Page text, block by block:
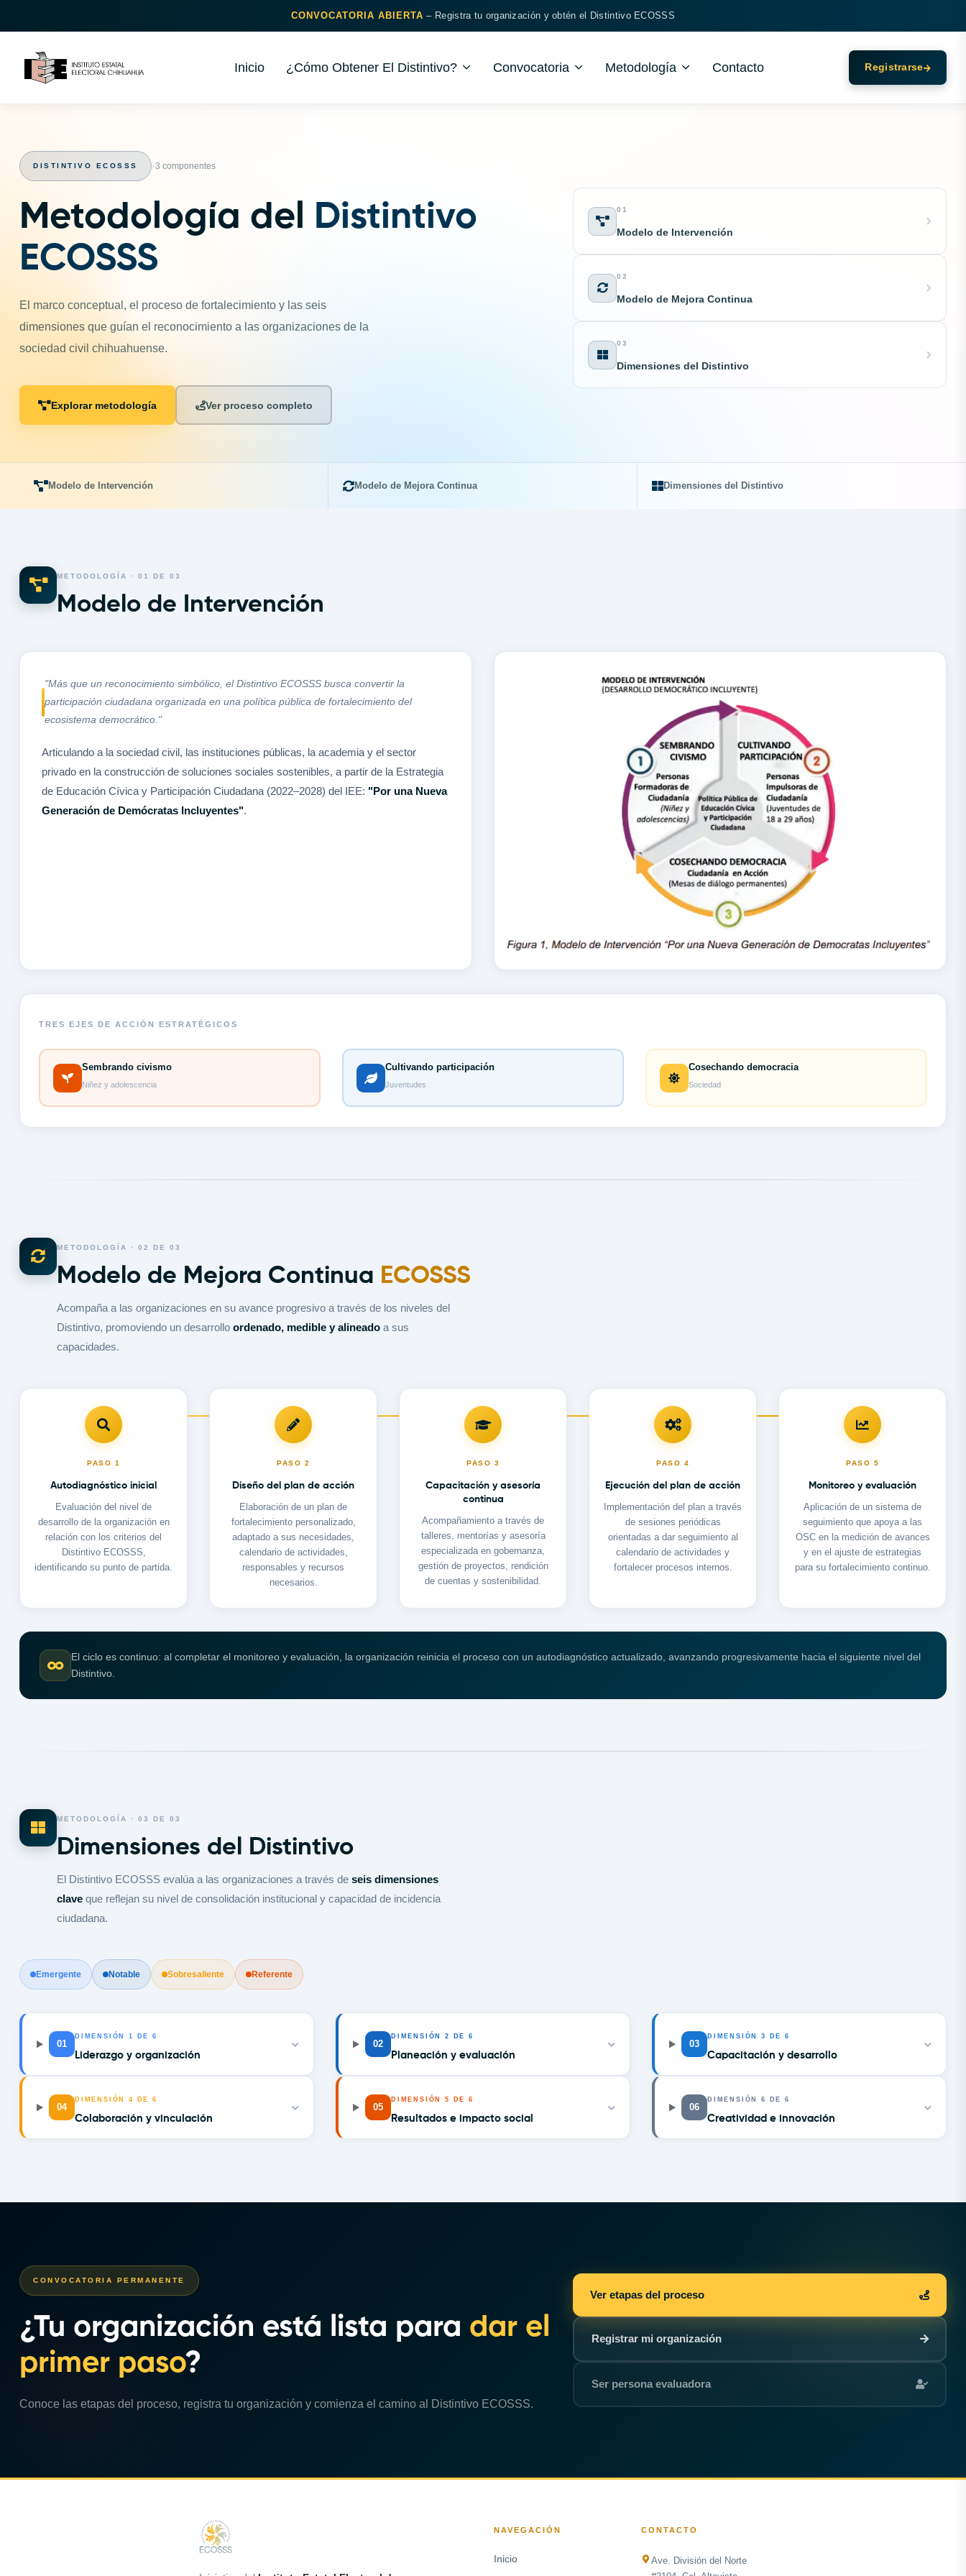
CONVOCATORIA ABIERTA – Registra tu organización y obtén el Distintivo ECOSSS
Inicio ¿Cómo Obtener El Distintivo? Convocatoria Metodología Contacto Registrarse
DISTINTIVO ECOSSS ·3 componentes
Metodología del Distintivo
ECOSSS
El marco conceptual, el proceso de fortalecimiento y las seis
dimensiones que guían el reconocimiento a las organizaciones de la
sociedad civil chihuahuense.
Explorar metodología Ver proceso completo
01
Modelo de Intervención
02
Modelo de Mejora Continua
03
Dimensiones del Distintivo
Modelo de Intervención Modelo de Mejora Continua Dimensiones del Distintivo
METODOLOGÍA · 01 DE 03
Modelo de Intervención
"Más que un reconocimiento simbólico, el Distintivo ECOSSS busca convertir la
participación ciudadana organizada en una política pública de fortalecimiento del
ecosistema democrático."
Articulando a la sociedad civil, las instituciones públicas, la academia y el sector
privado en la construcción de soluciones sociales sostenibles, a partir de la Estrategia
de Educación Cívica y Participación Ciudadana (2022–2028) del IEE: "Por una Nueva
Generación de Demócratas Incluyentes".
TRES EJES DE ACCIÓN ESTRATÉGICOS
Sembrando civismo
Niñez y adolescencia
Cultivando participación
Juventudes
Cosechando democracia
Sociedad
METODOLOGÍA · 02 DE 03
Modelo de Mejora Continua ECOSSS
Acompaña a las organizaciones en su avance progresivo a través de los niveles del
Distintivo, promoviendo un desarrollo ordenado, medible y alineado a sus
capacidades.
PASO 1
Autodiagnóstico inicial
Evaluación del nivel de
desarrollo de la organización en
relación con los criterios del
Distintivo ECOSSS,
identificando su punto de partida.
PASO 2
Diseño del plan de acción
Elaboración de un plan de
fortalecimiento personalizado,
adaptado a sus necesidades,
calendario de actividades,
responsables y recursos
necesarios.
PASO 3
Capacitación y asesoría
continua
Acompañamiento a través de
talleres, mentorías y asesoría
especializada en gobernanza,
gestión de proyectos, rendición
de cuentas y sostenibilidad.
PASO 4
Ejecución del plan de acción
Implementación del plan a través
de sesiones periódicas
orientadas a dar seguimiento al
calendario de actividades y
fortalecer procesos internos.
PASO 5
Monitoreo y evaluación
Aplicación de un sistema de
seguimiento que apoya a las
OSC en la medición de avances
y en el ajuste de estrategias
para su fortalecimiento continuo.
El ciclo es continuo: al completar el monitoreo y evaluación, la organización reinicia el proceso con un autodiagnóstico actualizado, avanzando progresivamente hacia el siguiente nivel del
Distintivo.
METODOLOGÍA · 03 DE 03
Dimensiones del Distintivo
El Distintivo ECOSSS evalúa a las organizaciones a través de seis dimensiones
clave que reflejan su nivel de consolidación institucional y capacidad de incidencia
ciudadana.
Emergente Notable Sobresaliente Referente
01
DIMENSIÓN 1 DE 6
Liderazgo y organización
02
DIMENSIÓN 2 DE 6
Planeación y evaluación
03
DIMENSIÓN 3 DE 6
Capacitación y desarrollo
04
DIMENSIÓN 4 DE 6
Colaboración y vinculación
05
DIMENSIÓN 5 DE 6
Resultados e impacto social
06
DIMENSIÓN 6 DE 6
Creatividad e innovación
CONVOCATORIA PERMANENTE
¿Tu organización está lista para dar el
primer paso?
Conoce las etapas del proceso, registra tu organización y comienza el camino al Distintivo ECOSSS.
Ver etapas del proceso
Registrar mi organización
Ser persona evaluadora
NAVEGACIÓN
Inicio
CONTACTO
Ave. División del Norte